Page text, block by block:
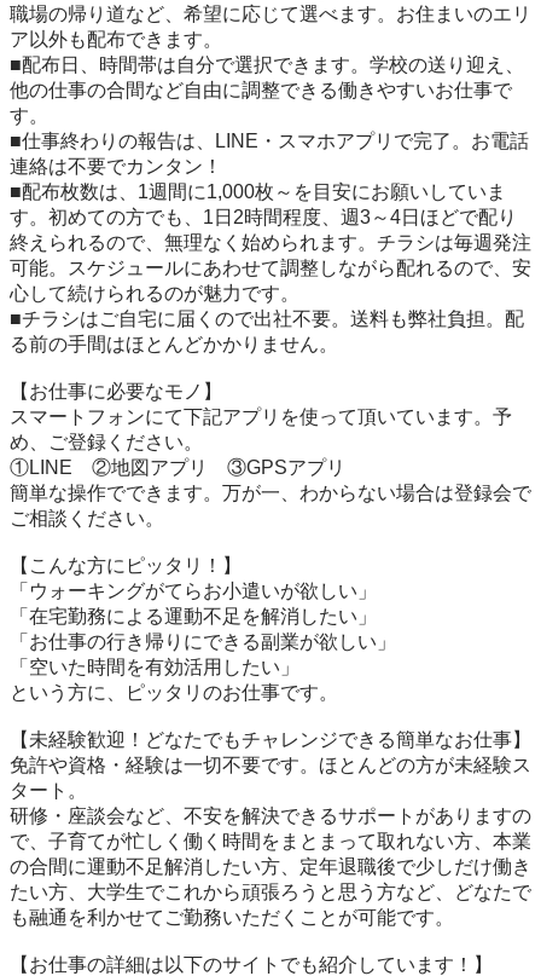
職場の帰り道など、希望に応じて選べます。お住まいのエリ
ア以外も配布できます。
■配布日、時間帯は自分で選択できます。学校の送り迎え、
他の仕事の合間など自由に調整できる働きやすいお仕事で
す。
■仕事終わりの報告は、LINE・スマホアプリで完了。お電話
連絡は不要でカンタン！
■配布枚数は、1週間に1,000枚～を目安にお願いしていま
す。初めての方でも、1日2時間程度、週3～4日ほどで配り
終えられるので、無理なく始められます。チラシは毎週発注
可能。スケジュールにあわせて調整しながら配れるので、安
心して続けられるのが魅力です。
■チラシはご自宅に届くので出社不要。送料も弊社負担。配
る前の手間はほとんどかかりません。
【お仕事に必要なモノ】
スマートフォンにて下記アプリを使って頂いています。予
め、ご登録ください。
①LINE　②地図アプリ　③GPSアプリ
簡単な操作でできます。万が一、わからない場合は登録会で
ご相談ください。
【こんな方にピッタリ！】
「ウォーキングがてらお小遣いが欲しい」
「在宅勤務による運動不足を解消したい」
「お仕事の行き帰りにできる副業が欲しい」
「空いた時間を有効活用したい」
という方に、ピッタリのお仕事です。
【未経験歓迎！どなたでもチャレンジできる簡単なお仕事】
免許や資格・経験は一切不要です。ほとんどの方が未経験ス
タート。
研修・座談会など、不安を解決できるサポートがありますの
で、子育てが忙しく働く時間をまとまって取れない方、本業
の合間に運動不足解消したい方、定年退職後で少しだけ働き
たい方、大学生でこれから頑張ろうと思う方など、どなたで
も融通を利かせてご勤務いただくことが可能です。
【お仕事の詳細は以下のサイトでも紹介しています！】